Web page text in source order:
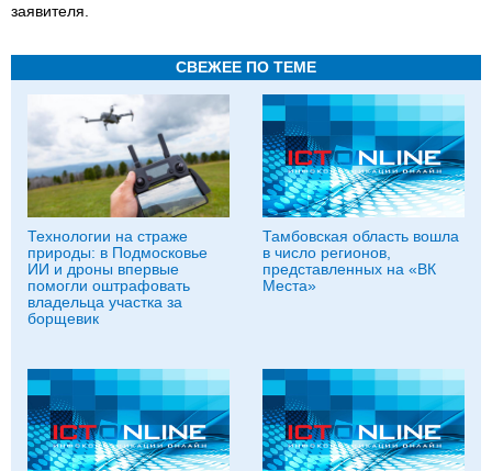
заявителя.
СВЕЖЕЕ ПО ТЕМЕ
Технологии на страже
природы: в Подмосковье
ИИ и дроны впервые
помогли оштрафовать
владельца участка за
борщевик
Тамбовская область вошла
в число регионов,
представленных на «ВК
Места»